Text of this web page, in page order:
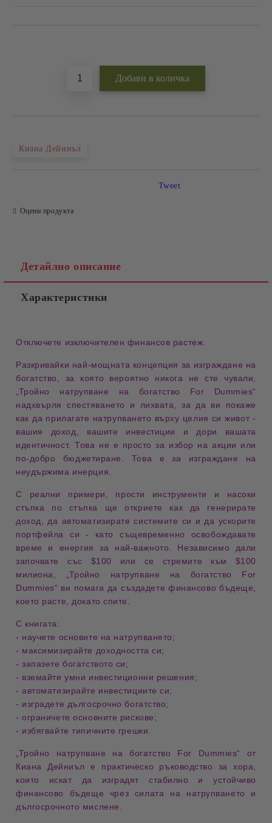
Киана Дейниъл
Оцени продукта
Tweet
Детайлно описание
Характеристики
Отключете изключителен финансов растеж.
Разкривайки най-мощната концепция за изграждане на
богатство
, за която вероятно никога не сте чували,
„Тройно натрупване на богатство For Dummies“
надхвърля спестяването и лихвата, за да ви покаже
как да прилагате натрупването върху целия си живот -
вашия доход, вашите инвестиции и дори вашата
идентичност. Това не е просто за избор на акции или
по-добро бюджетиране. Това е за изграждане на
неудържима инерция
С реални примери, прости инструменти и насоки
стъпка по стъпка ще откриете как да генерирате
доход, да автоматизирате системите си и да ускорите
портфейла си - като същевременно освобождавате
време и енергия за най-важното. Независимо дали
започвате със $100 или се стремите към $100
милиона
„Тройно натрупване на богатство For
Dummies“ ви помага да създадете финансово бъдеще,
което расте, докато спите
С книгата:
- научете основите на натрупването;
- максимизирайте доходността си;
-запазете богатството си;
- вземайте умни инвестиционни решения;
-автоматизирайте инвестициите си;
- изградете дългосрочно богатство;
-ограничете основните рискове;
- избягвайте типичните грешки.
„Тройно натрупване на богатство For Dummies“
от
Киана Дейниъл
е практическо ръководство за хора,
които искат да изградят стабилно и устойчиво
финансово бъдеще чрез силата на натрупването и
дългосрочното мислене